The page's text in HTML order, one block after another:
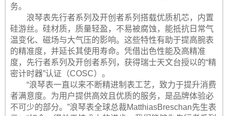
务。
浪琴表先行者系列及开创者系列搭载优质机芯，内置
硅游丝。硅材质，质量轻盈，不易被腐蚀，能抵抗日常气
温变化、磁场与大气压的影响。这些特性有助于提高腕表
的精准度，并延长其使用寿命。凭借出色性能及高精准
度，先行者系列及开创者系列，获得瑞士天文台授以的“精
密计时器”认证（COSC）。
“浪琴表一直以来不断精进制表工艺，致力于提升消费
者满意度。为用户提供高效且优质的服务，是品牌体验必
不可少的部分。”浪琴表全球总裁MatthiasBreschan先生表